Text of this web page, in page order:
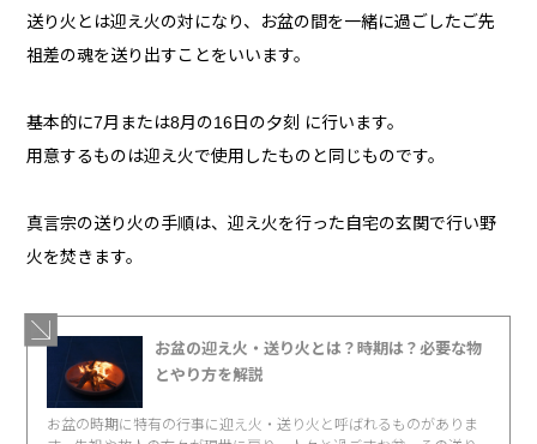
送り火とは迎え火の対になり、お盆の間を一緒に過ごしたご先
祖差の魂を送り出すことをいいます。
基本的に7月または8月の16日の夕刻 に行います。
用意するものは迎え火で使用したものと同じものです。
真言宗の送り火の手順は、迎え火を行った自宅の玄関で行い野
火を焚きます。
お盆の迎え火・送り火とは？時期は？必要な物
とやり方を解説
お盆の時期に特有の行事に迎え火・送り火と呼ばれるものがありま